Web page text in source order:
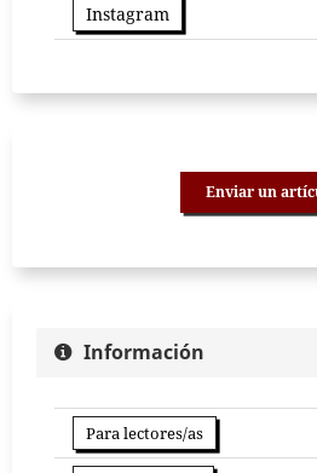
Instagram
Enviar un
Información
Para lectores/as